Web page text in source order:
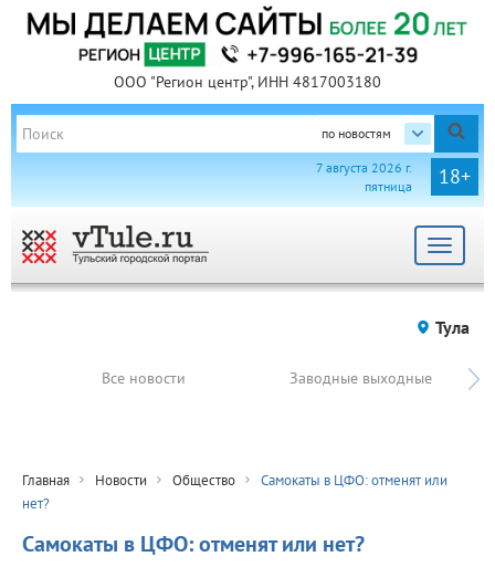
ООО "Регион центр", ИНН 4817003180
по новостям
18+
7 августа 2026 г.
пятница
Toggle
Тула
Все новости Заводные выходные
Главная Новости Общество
Самокаты в ЦФО: отменят или
нет?
Самокаты в ЦФО: отменят или нет?